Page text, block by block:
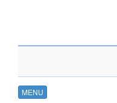
MENU